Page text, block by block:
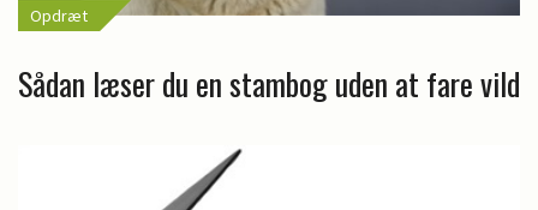
Opdræt
Sådan læser du en stambog uden at fare vild